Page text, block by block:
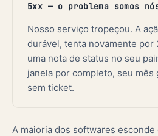
5xx — o problema somos
Nosso serviço tropeçou. A
durável, tenta novamente por
uma nota de status no seu
janela por completo, seu mês
sem ticket.
A maioria dos softwares